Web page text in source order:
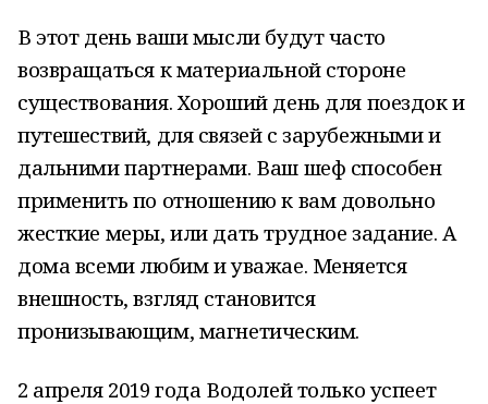
В этот день ваши мысли будут часто
возвращаться к материальной стороне
существования. Хороший день для поездок и
путешествий, для связей с зарубежными и
дальними партнерами. Ваш шеф способен
применить по отношению к вам довольно
жесткие меры, или дать трудное задание. А
дома всеми любим и уважае. Меняется
внешность, взгляд становится
пронизывающим, магнетическим.
2 апреля 2019 года Водолей только успеет